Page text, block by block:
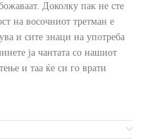
Доколку пак не сте
на восочниот третман е
и сите знаци на употреба
ја чантата со нашиот
и таа ќе си го врати